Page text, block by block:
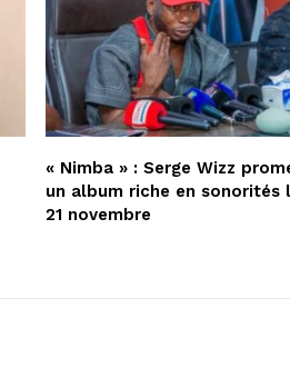
« Nimba » : Serge Wizz
un album riche en sonorités
21 novembre